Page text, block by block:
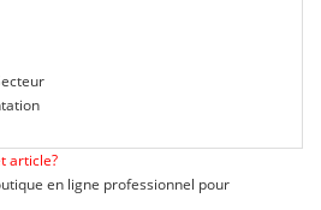
article?
en ligne professionnel pour